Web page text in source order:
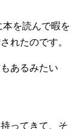
を読んで暇を
れたのです。
あるみたい
ってきて、そ